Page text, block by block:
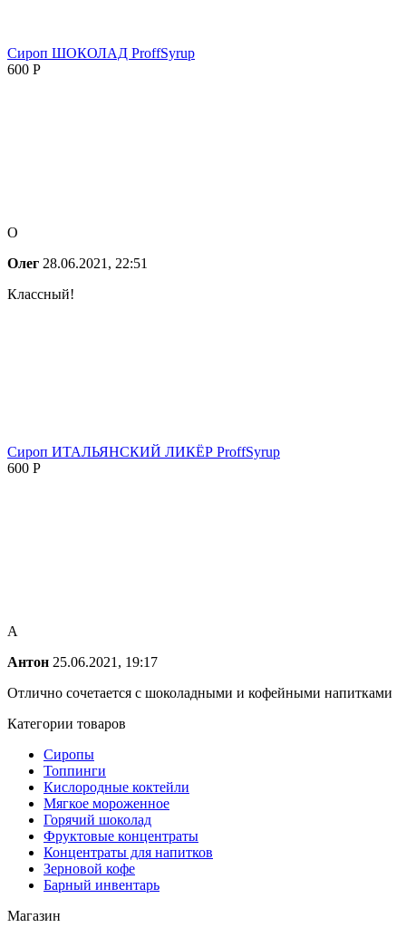
Сироп ШОКОЛАД ProffSyrup
600 Р
О
Олег 28.06.2021, 22:51
Классный!
Сироп ИТАЛЬЯНСКИЙ ЛИКЁР ProffSyrup
600 Р
А
Антон 25.06.2021, 19:17
Отлично сочетается с шоколадными и кофейными напитками
Категории товаров
Сиропы
Топпинги
Кислородные коктейли
Мягкое мороженное
Горячий шоколад
Фруктовые концентраты
Концентраты для напитков
Зерновой кофе
Барный инвентарь
Магазин